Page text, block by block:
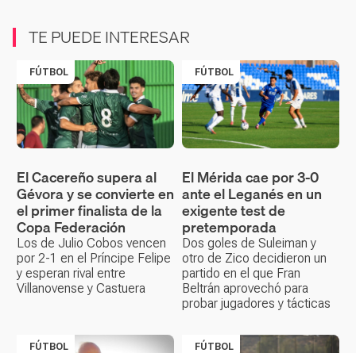
TE PUEDE INTERESAR
FÚTBOL
El Cacereño supera al
Gévora y se convierte en
el primer finalista de la
Copa Federación
Los de Julio Cobos vencen
por 2-1 en el Príncipe Felipe
y esperan rival entre
Villanovense y Castuera
FÚTBOL
El Mérida cae por 3-0
ante el Leganés en un
exigente test de
pretemporada
Dos goles de Suleiman y
otro de Zico decidieron un
partido en el que Fran
Beltrán aprovechó para
probar jugadores y tácticas
FÚTBOL FÚTBOL